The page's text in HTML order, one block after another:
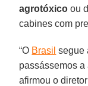
agrotóxico ou
cabines com
“O Brasil segue
passássemos a
afirmou o